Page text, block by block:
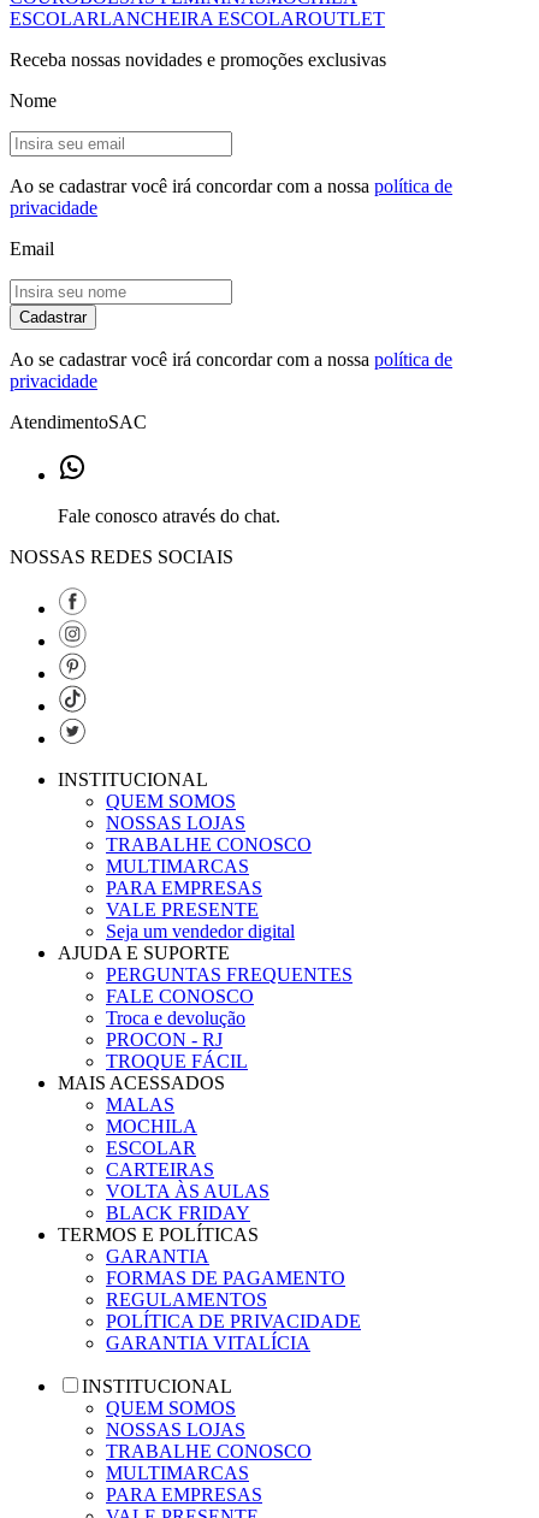
ESCOLARLANCHEIRA ESCOLAROUTLET
Receba nossas novidades e promoções exclusivas
Nome
Ao se cadastrar você irá concordar com a nossa política de
privacidade
Email
Cadastrar
Ao se cadastrar você irá concordar com a nossa política de
privacidade
AtendimentoSAC
Fale conosco através do chat.
NOSSAS REDES SOCIAIS
INSTITUCIONAL
QUEM SOMOS
NOSSAS LOJAS
TRABALHE CONOSCO
MULTIMARCAS
PARA EMPRESAS
VALE PRESENTE
Seja um vendedor digital
AJUDA E SUPORTE
PERGUNTAS FREQUENTES
FALE CONOSCO
Troca e devolução
PROCON - RJ
TROQUE FÁCIL
MAIS ACESSADOS
MALAS
MOCHILA
ESCOLAR
CARTEIRAS
VOLTA ÀS AULAS
BLACK FRIDAY
TERMOS E POLÍTICAS
GARANTIA
FORMAS DE PAGAMENTO
REGULAMENTOS
POLÍTICA DE PRIVACIDADE
GARANTIA VITALÍCIA
INSTITUCIONAL
QUEM SOMOS
NOSSAS LOJAS
TRABALHE CONOSCO
MULTIMARCAS
PARA EMPRESAS